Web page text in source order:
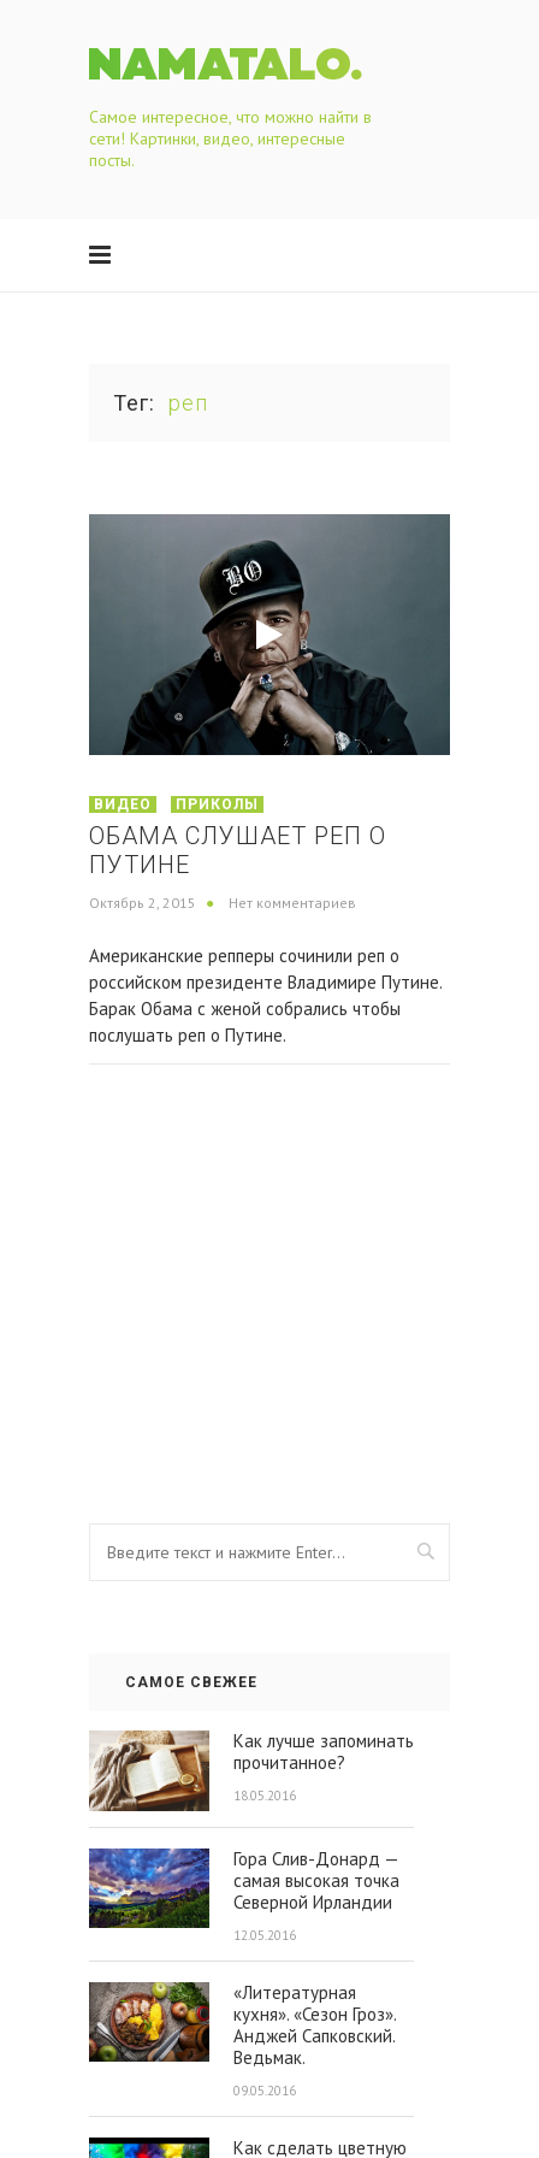
Самое интересное, что можно найти в
сети! Картинки, видео, интересные
посты.
Тег реп
ВИДЕО ПРИКОЛЫ
ОБАМА СЛУШАЕТ РЕП О
ПУТИНЕ
Октябрь 2, 2015 Нет комментариев
Американские репперы сочинили реп о
российском президенте Владимире Путине.
Барак Обама с женой собрались чтобы
послушать реп о Путине.
САМОЕ СВЕЖЕЕ
Как лучше запоминать
прочитанное?
18.05.2016
Гора Слив-Донард —
самая высокая точка
Северной Ирландии
12.05.2016
«Литературная
кухня». «Сезон Гроз».
Анджей Сапковский.
Ведьмак.
09.05.2016
Как сделать цветную